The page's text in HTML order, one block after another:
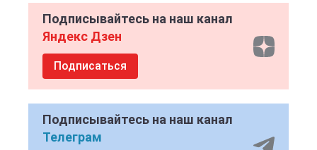
Подписывайтесь на наш канал
Яндекс Дзен
Подписаться
Подписывайтесь на наш канал
Телеграм